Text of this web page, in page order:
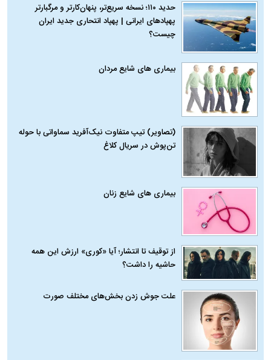
حدید ۱۱۰؛ نسخه سریع‌تر، پنهان‌کارتر و مرگبارتر
پهپادهای ایرانی | پهپاد انتحاری جدید ایران
چیست؟
بیماری‌ های شایع مردان
(تصاویر) تیپ متفاوت نیک‌آفرید سماواتی با حوله
تن‌پوش در سریال کلاغ
بیماری‌ های شایع زنان
از توقیف تا انتشار؛ آیا «کوری» ارزش این همه
حاشیه را داشت؟
علت جوش زدن بخش‌های مختلف صورت